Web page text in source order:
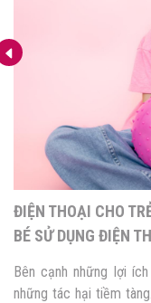
ĐIỆN THOẠI CHO
BÉ SỬ DỤNG ĐIỆN
Bên cạnh những lợi
những tác hại tiềm